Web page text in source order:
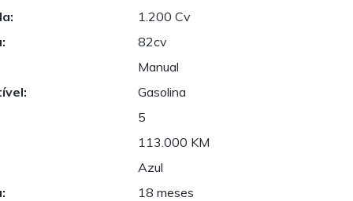
1.200 Cv
82cv
Manual
Gasolina
5
113.000 KM
Azul
18 meses